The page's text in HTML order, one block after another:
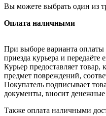
Вы можете выбрать один из
Оплата наличными
При выборе варианта
приезда курьера и передаёте
Курьер предоставляет
предмет повреждений,
Покупатель подписывает
документы, вносит денежные
Также оплата наличными